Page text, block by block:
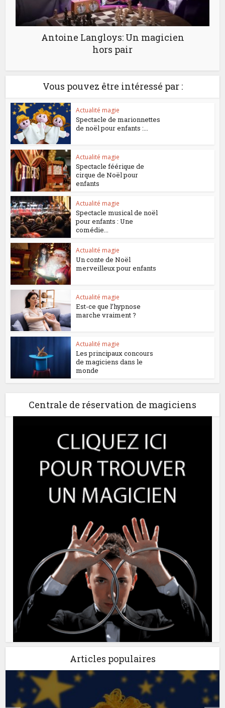
Antoine Langloys: Un magicien
hors pair
Vous pouvez être intéressé par :
Actualité magie
Spectacle de marionnettes
de noël pour enfants :...
Actualité magie
Spectacle féérique de
cirque de Noël pour
enfants
Actualité magie
Spectacle musical de noël
pour enfants : Une
comédie...
Actualité magie
Un conte de Noël
merveilleux pour enfants
Actualité magie
Est-ce que l’hypnose
marche vraiment ?
Actualité magie
Les principaux concours
de magiciens dans le
monde
Centrale de réservation de magiciens
Articles populaires